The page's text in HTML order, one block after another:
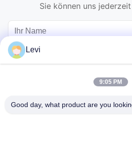
Sie können uns
Levi
9:05 PM
Good day, what product are you